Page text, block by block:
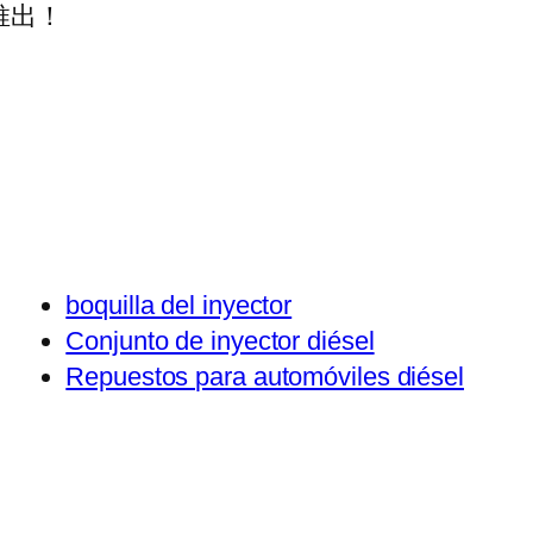
！
boquilla del inyector
Conjunto de inyector diésel
Repuestos para automóviles diésel